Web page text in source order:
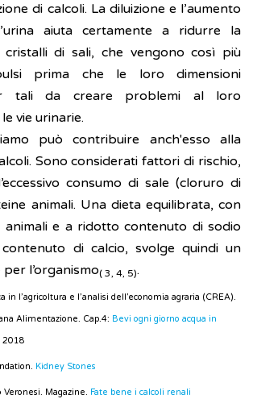
di calcoli. La diluizione e l’aumento
aiuta certamente a ridurre la
cristalli di sali, che vengono così più
prima che le loro dimensioni
tali da creare problemi al loro
vie urinarie.
può contribuire anch'esso alla
Sono considerati fattori di rischio,
consumo di sale (cloruro di
animali. Una dieta equilibrata, con
e a ridotto contenuto di sodio
di calcio, svolge quindi un
l’organismo( 3, 4, 5).
in l’agricoltura e l’analisi dell’economia agraria (CREA).
Alimentazione. Cap.4: Bevi ogni giorno acqua in
2018
Kidney Stones
Magazine. Fate bene i calcoli renali